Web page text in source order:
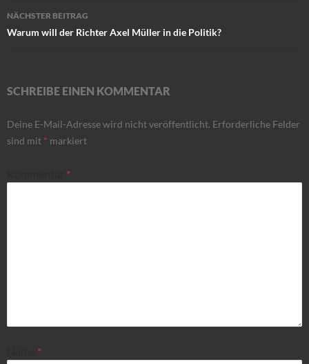
NÄCHSTER BEITRAG
Warum will der Richter Axel Müller in die Politik?
SCHREIBE EINEN KOMMENTAR
Deine E-Mail-Adresse wird nicht veröffentlicht. Erforderliche Felder
sind mit * markiert
*
*